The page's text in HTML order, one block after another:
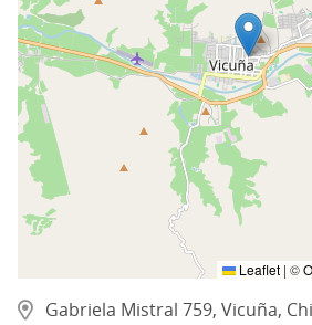
Leaflet | ©
Gabriela Mistral 759, Vicuña,